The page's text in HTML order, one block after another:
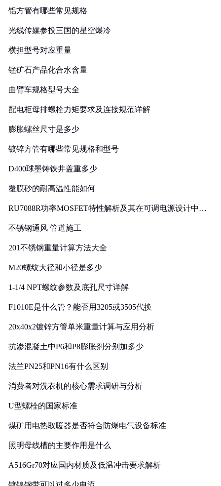
铝方管有哪些常见规格
光线传媒参投三国的星空爆冷
横担型号对应重量
锰矿石产品化合水含量
曲臂车规格型号大全
配电柜母排螺栓力矩要求及连接规范详解
膨胀螺丝尺寸是多少
镀锌方管有哪些常见规格和型号
D400球墨铸铁井盖重多少
覆膜砂的耐高温性能如何
RU7088R功率MOSFET特性解析及其在可调电源设计中的
不锈钢通风 管道施工
201不锈钢重量计算方法大全
M20螺纹大径和小径是多少
1-1/4 NPT螺纹参数及底孔尺寸详解
F1010E是什么管？能否用3205或3505代换
20x40x2镀锌方管单米重量计算与应用分析
抗渗混凝土中P6和P8膨胀剂分别加多少
法兰PN25和PN16有什么区别
消费者对洗衣机的核心需求调研与分析
U型螺栓的国家标准
煤矿用电热取暖器是否符合防爆电气设备标准
照明母线槽的主要作用是什么
A516Gr70对应国内材质及低温冲击要求解析